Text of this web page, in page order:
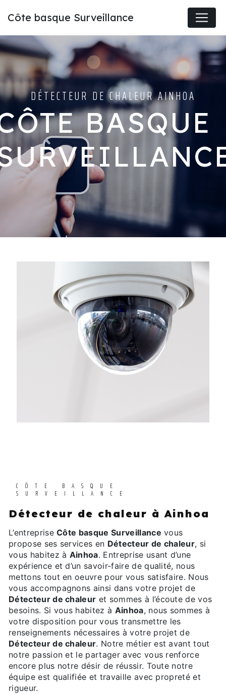
Côte basque Surveillance
DÉTECTEUR DE CHALEUR AINHOA
BASQUE
CÔTE BASQUE
SURVEILLANCE
Détecteur de chaleur à Ainhoa
L’entrepriseCôte basque Surveillance vous
propose ses services en Détecteur de chaleur, si
vous habitez à Ainhoa. Entreprise usant d’une
expérience et d’un savoir-faire de qualité, nous
mettons tout en oeuvre pour vous satisfaire. Nous
vous accompagnons ainsi dans votre projet de
Détecteur de chaleur et sommes à l’écoute de vos
besoins. Si vous habitez à Ainhoa, nous sommes à
votre disposition pour vous transmettre les
renseignements nécessaires à votre projet de
Détecteur de chaleur. Notre métier est avant tout
notre passion et le partager avec vous renforce
encore plus notre désir de réussir. Toute notre
équipe est qualifiée et travaille avec propreté et
rigueur.